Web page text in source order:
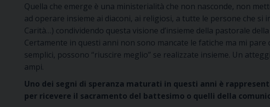
Quella che emerge è una ministerialità che non nasconde, non
ad operare insieme ai diaconi, ai religiosi, a tutte le persone che
Carità…) condividendo questa visione d’insieme della pastorale
Certamente in questi anni non sono mancate le fatiche ma mi
semplici, possono “riuscire meglio” se realizzate insieme. Un
ampi.
Uno dei segni di speranza maturati in questi anni è
per ricevere il sacramento del battesimo o quelli della